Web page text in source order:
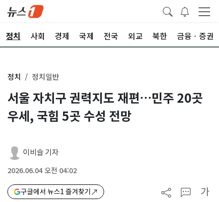
정치 사회 경제 국제 전국 외교 북한 금융ㆍ증권
정치 정치일반
서울 자치구 권력지도 재편…민주 20곳
우세, 국힘 5곳 수성 전망
이비슬 기자
2026.06.04 오전 04:02
구글에서 뉴스1 즐겨찾기 가